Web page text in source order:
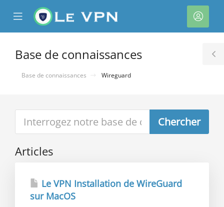
Mobile
Menu
client
Base de connaissances
Base de connaissances Wireguard
Articles
Le VPN Installation de WireGuard
sur MacOS